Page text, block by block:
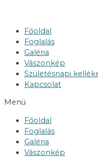
Főoldal
Foglalás
Galéria
Vászonkép
Születésnapi
Kapcsolat
Menü
Főoldal
Foglalás
Galéria
Vászonkép